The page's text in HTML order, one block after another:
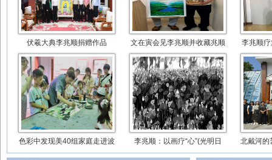
伏羲大典李兆顺捐赠作品 文在寅会见李兆顺并收藏兆顺 李兆顺
色彩中发现美40组家庭走进波 李兆顺：以画疗“心”(光明日 北戴河的